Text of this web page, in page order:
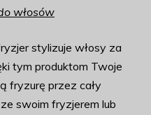
włosów
stylizuje włosy za
tym produktom Twoje
fryzurę przez cały
swoim fryzjerem lub